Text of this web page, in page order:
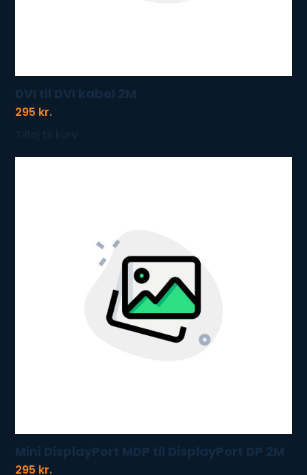
DVI til DVI kabel 2M
295 kr.
Tilføj til kurv
Mini DisplayPort MDP til DisplayPort DP 2M
295 kr.